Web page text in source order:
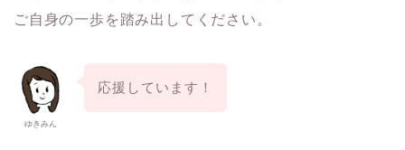
ご自身の一歩を踏み出してください。
ゆきみん
応援しています！